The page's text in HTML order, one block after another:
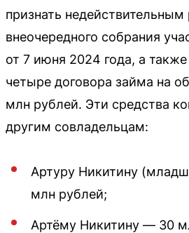
признать
внеочередного собрания
от 7 июня 2024 года, а
четыре договора займа на
млн рублей. Эти средства
другим совладельцам:
Артуру Никитину
млн рублей;
Артёму Никитину — 30